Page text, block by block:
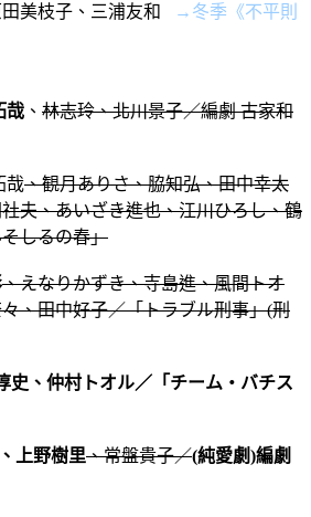
美枝子、三浦友和
→冬季《不平則
哉 、 林志玲、北川景子／編劇 古家和
哉、観月ありさ、脇知弘、田中幸太
夫、あいざき進也、江川ひろし、鶴
しるの春」
、えなりかずき、寺島進、風間トオ
、田中好子／「トラブル刑事」(刑
史、仲村トオル／「チーム・バチス
上野樹里、常盤貴子／(純愛劇)編劇